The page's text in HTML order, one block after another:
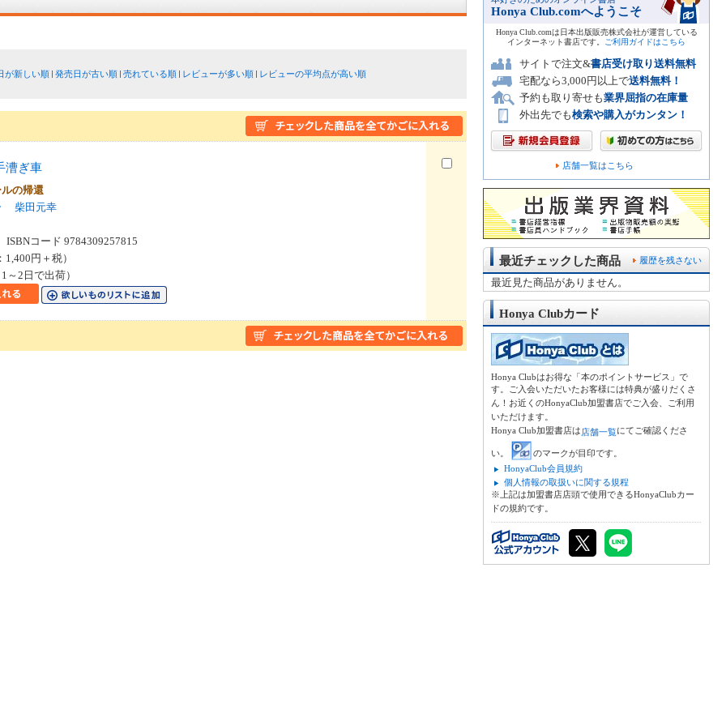
が新しい順 発売日が古い順 売れている順 レビューが多い順 レビューの平均点が高い順
漕ぎ車
の帰還
柴田元幸
コード 9784309257815
円＋税）
～2日で出荷）
Honya Club.comへようこそ
Honya Club.comは日本出版販売株式会社が運営している
インターネット書店です。
ご利用ガイドはこちら
サイトで注文&書店受け取り送料無料
宅配なら3,000円以上で送料無料！
予約も取り寄せも業界屈指の在庫量
外出先でも検索や購入がカンタン！
店舗一覧はこちら
履歴を残さない
最近チェックした商品
最近見た商品がありません。
Honya Clubカード
Honya Clubはお得な「本のポイントサービス」で
す。ご入会いただいたお客様には特典が盛りだくさ
ん！お近くのHonyaClub加盟書店でご入会、ご利用
いただけます。
Honya Club加盟書店は店舗一覧にてご確認くださ
い。
のマークが目印です。
HonyaClub会員規約
個人情報の取扱いに関する規程
※上記は加盟書店店頭で使用できるHonyaClubカー
ドの規約です。